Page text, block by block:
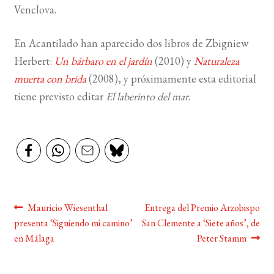
Venclova.
En Acantilado han aparecido dos libros de Zbigniew
Herbert: Un bárbaro en el jardín(2010) y Naturaleza
muerta con brida(2008), y próximamente esta editorial
tiene previsto editar El laberinto del mar.
Navegación
de
Anterior:
Mauricio Wiesenthal
presenta ‘Siguiendo mi camino’
en Málaga
Siguiente:
Entrega del Premio Arzobispo
San Clemente a ‘Siete años’, de
Peter Stamm